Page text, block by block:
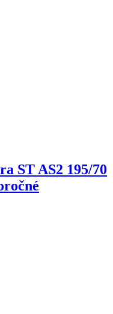
ST AS2 195/70